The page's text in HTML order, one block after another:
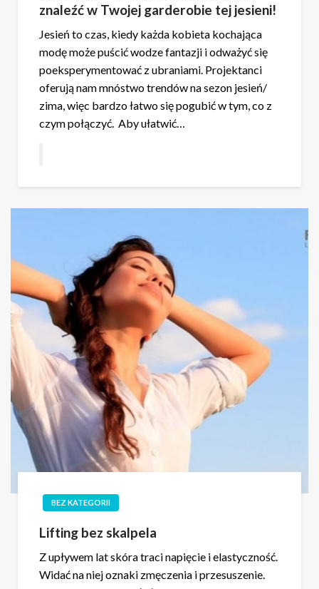
znaleźć w Twojej garderobie tej jesieni!
Jesień to czas, kiedy każda kobieta kochająca
modę może puścić wodze fantazji i odważyć się
poeksperymentować z ubraniami. Projektanci
oferują nam mnóstwo trendów na sezon jesień/
zima, więc bardzo łatwo się pogubić w tym, co z
czym połączyć. Aby ułatwić…
BEZ KATEGORII
Lifting bez skalpela
Z upływem lat skóra traci napięcie i elastyczność.
Widać na niej oznaki zmęczenia i przesuszenie.